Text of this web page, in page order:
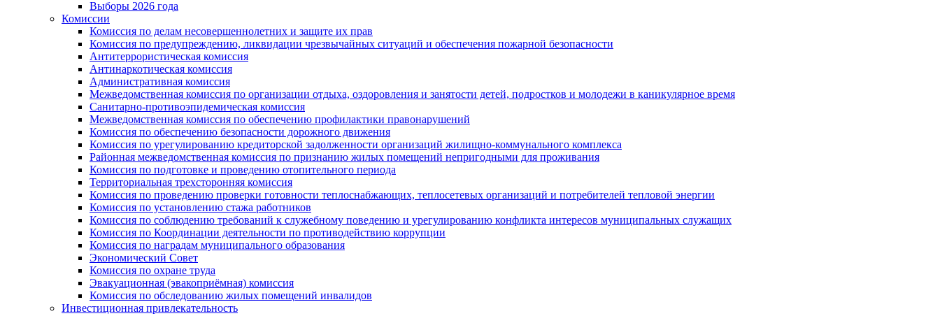
Выборы 2026 года
Комиссии
Комиссия по делам несовершеннолетних и защите их прав
Комиссия по предупреждению, ликвидации чрезвычайных ситуаций и обеспечения пожарной безопасности
Антитеррористическая комиссия
Антинаркотическая комиссия
Административная комиссия
Межведомственная комиссия по организации отдыха, оздоровления и занятости детей, подростков и молодежи в каникулярное время
Санитарно-противоэпидемическая комиссия
Межведомственная комиссия по обеспечению профилактики правонарушений
Комиссия по обеспечению безопасности дорожного движения
Комиссия по урегулированию кредиторской задолженности организаций жилищно-коммунального комплекса
Районная межведомственная комиссия по признанию жилых помещений непригодными для проживания
Комиссия по подготовке и проведению отопительного периода
Территориальная трехсторонняя комиссия
Комиссия по проведению проверки готовности теплоснабжающих, теплосетевых организаций и потребителей тепловой энергии
Комиссия по установлению стажа работников
Комиссия по соблюдению требований к служебному поведению и урегулированию конфликта интересов муниципальных служащих
Комиссия по Координации деятельности по противодействию коррупции
Комиссия по наградам муниципального образования
Экономический Совет
Комиссия по охране труда
Эвакуационная (эвакоприёмная) комиссия
Комиссия по обследованию жилых помещений инвалидов
Инвестиционная привлекательность